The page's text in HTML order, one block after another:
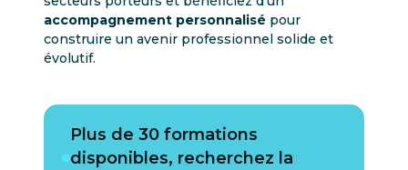
accompagnement personnalisé pour
construire un avenir professionnel solide et
évolutif.
Plus de 30 formations
disponibles, recherchez la